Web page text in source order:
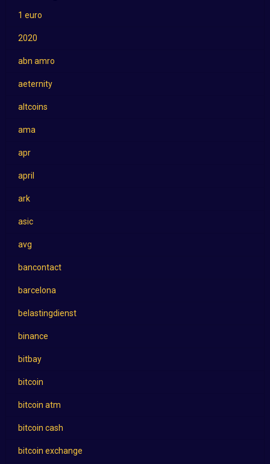
1 euro
2020
abn amro
aeternity
altcoins
ama
apr
april
ark
asic
avg
bancontact
barcelona
belastingdienst
binance
bitbay
bitcoin
bitcoin atm
bitcoin cash
bitcoin exchange